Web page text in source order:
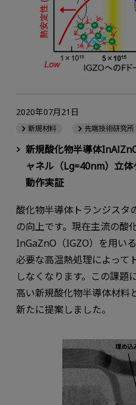
新規酸化物半導体
ャネル（Lg=40nm）立
動作実証
2020年07月21日
新規材料 先端技術研究所
酸化物半導体トランジスタ
の向上です。現在主流の酸
InGaZnO（IGZO）を用い
必要な高温熱処理によって
しなくなります。この課題
高い新規酸化物半導体材料
新たに提案しました。